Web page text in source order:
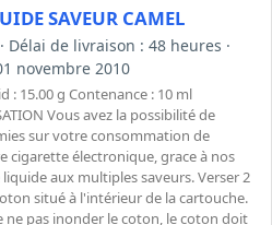
SAVEUR CAMEL
Délai de livraison : 48 heures ·
novembre 2010
: 15.00 g Contenance : 10 ml
Vous avez la possibilité de
sur votre consommation de
cigarette électronique, grace à nos
aux multiples saveurs. Verser 2
situé à l'intérieur de la cartouche.
ne pas inonder le coton, le coton doit